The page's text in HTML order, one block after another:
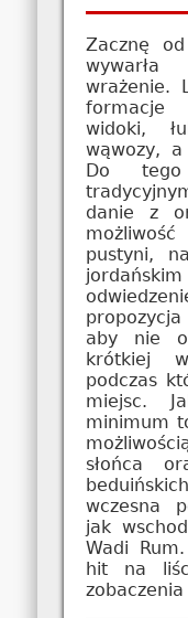
Zacznę
wrażenie.
formacje
widoki,
wąwozy, a
Do
danie z
pustyni,
aby nie
krótkiej
podczas
miejsc.
minimum
słońca
wczesna
jak
Wadi
hit na